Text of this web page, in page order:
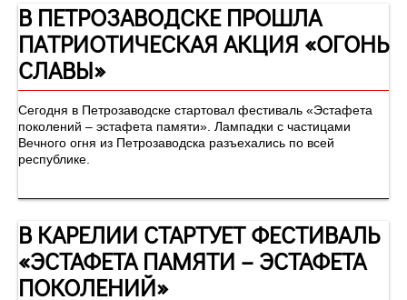
В ПЕТРОЗАВОДСКЕ ПРОШЛА
ПАТРИОТИЧЕСКАЯ АКЦИЯ «ОГОНЬ
СЛАВЫ»
Сегодня в Петрозаводске стартовал фестиваль «Эстафета
поколений – эстафета памяти». Лампадки с частицами
Вечного огня из Петрозаводска разъехались по всей
республике.
В КАРЕЛИИ СТАРТУЕТ ФЕСТИВАЛЬ
«ЭСТАФЕТА ПАМЯТИ – ЭСТАФЕТА
ПОКОЛЕНИЙ»